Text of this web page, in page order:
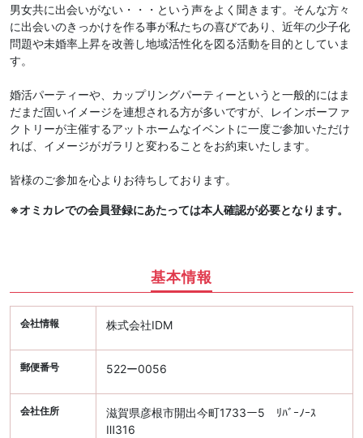
男女共に出会いがない・・・という声をよく聞きます。そんな方々
に出会いのきっかけを作る事が私たちの喜びであり、近年の少子化
問題や未婚率上昇を改善し地域活性化を図る活動を目的としていま
す。
婚活パーティーや、カップリングパーティーというと一般的にはま
だまだ固いイメージを連想される方が多いですが、レインボーファ
クトリーが主催するアットホームなイベントに一度ご参加いただけ
れば、イメージがガラリと変わることをお約束いたします。
皆様のご参加を心よりお待ちしております。
※オミカレでの会員登録にあたっては本人確認が必要となります。
基本情報
会社情報 株式会社IDM
郵便番号 522ー0056
会社住所
滋賀県彦根市開出今町1733ー5 ﾘﾊﾞｰﾉｰｽ
Ⅲ316